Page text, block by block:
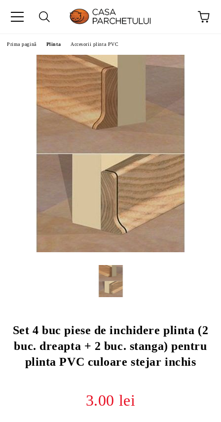
Prima pagină Plinta Accesorii plinta PVC
Set 4 buc piese de inchidere plinta (2
buc. dreapta + 2 buc. stanga) pentru
plinta PVC culoare stejar inchis
3.00 lei